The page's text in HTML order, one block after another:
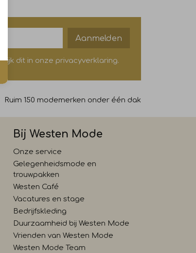
Aanmelden
dit in onze privacyverklaring.
Ruim 150 modemerken onder één dak
Bij Westen Mode
Onze service
Gelegenheidsmode en
trouwpakken
Westen Café
Vacatures en stage
Bedrijfskleding
Duurzaamheid bij Westen Mode
Vrienden van Westen Mode
Westen Mode Team